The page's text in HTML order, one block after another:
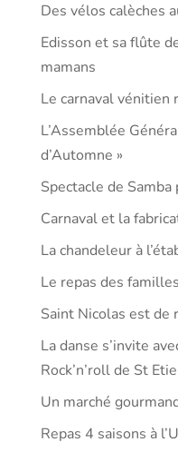
Des vélos calèches
Edisson et sa flûte
mamans
Le carnaval vénitien
L’Assemblée
d’Automne »
Spectacle de Samba
Carnaval et la
La chandeleur à
Le repas des familles
Saint Nicolas est de
La danse s’invite
Rock’n’roll de St
Un marché
Repas 4 saisons à